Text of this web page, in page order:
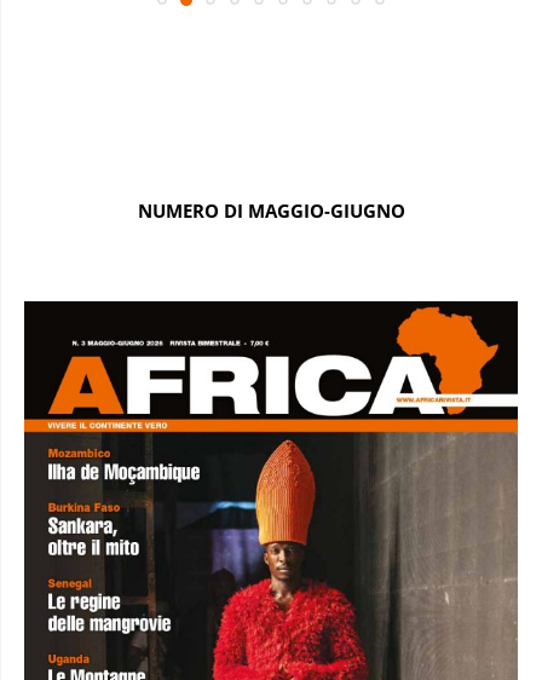
NUMERO DI MAGGIO-GIUGNO